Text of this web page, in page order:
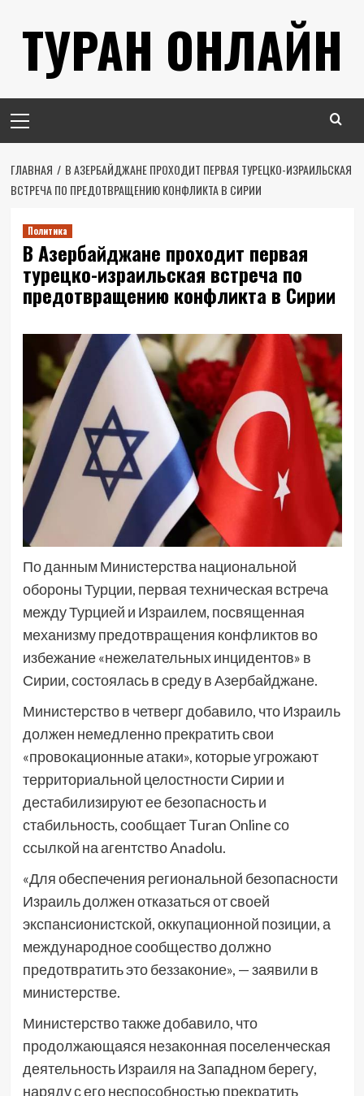
содержимому
ТУРАН ОНЛАЙН
меню
ГЛАВНАЯ
В АЗЕРБАЙДЖАНЕ ПРОХОДИТ ПЕРВАЯ ТУРЕЦКО-ИЗРАИЛЬСКАЯ
ВСТРЕЧА ПО ПРЕДОТВРАЩЕНИЮ КОНФЛИКТА В СИРИИ
Политика
В Азербайджане проходит первая
турецко-израильская встреча по
предотвращению конфликта в Сирии
По данным Министерства национальной
обороны Турции, первая техническая встреча
между Турцией и Израилем, посвященная
механизму предотвращения конфликтов во
избежание «нежелательных инцидентов» в
Сирии, состоялась в среду в Азербайджане.
Министерство в четверг добавило, что Израиль
должен немедленно прекратить свои
«провокационные атаки», которые угрожают
территориальной целостности Сирии и
дестабилизируют ее безопасность и
стабильность, сообщает Turan Online со
ссылкой на агентство Anadolu.
«Для обеспечения региональной безопасности
Израиль должен отказаться от своей
экспансионистской, оккупационной позиции, а
международное сообщество должно
предотвратить это беззаконие», — заявили в
министерстве.
Министерство также добавило, что
продолжающаяся незаконная поселенческая
деятельность Израиля на Западном берегу,
наряду с его неспособностью прекратить